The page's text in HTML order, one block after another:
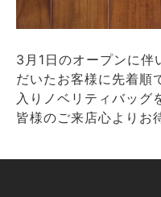
3月1日のオープンに伴
だいたお客様に先着順
入りノベリティバッグ
皆様のご来店心よりお